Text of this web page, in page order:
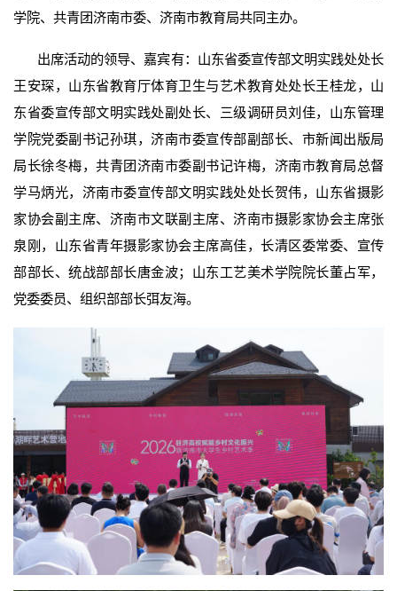
学院、共青团济南市委、济南市教育局共同主办。
出席活动的领导、嘉宾有：山东省委宣传部文明实践处处长
王安琛，山东省教育厅体育卫生与艺术教育处处长王桂龙，山
东省委宣传部文明实践处副处长、三级调研员刘佳，山东管理
学院党委副书记孙琪，济南市委宣传部副部长、市新闻出版局
局长徐冬梅，共青团济南市委副书记许梅，济南市教育局总督
学马炳光，济南市委宣传部文明实践处处长贺伟，山东省摄影
家协会副主席、济南市文联副主席、济南市摄影家协会主席张
泉刚，山东省青年摄影家协会主席高佳，长清区委常委、宣传
部部长、统战部部长唐金波；山东工艺美术学院院长董占军，
党委委员、组织部部长弭友海。